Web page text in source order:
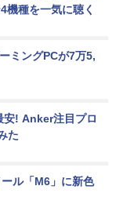
種を一気に聴く
ミングPCが7万5,
安! Anker注目プロ
た
ル「M6」に新色